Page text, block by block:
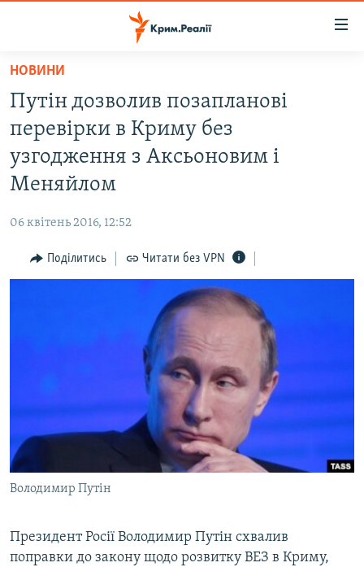
Перейти
основного
матеріалу
Перейти
до
основної
Перейти
пошуку
ВОДА.КРИМ
ВІДЕО ТА ФОТО
ПОЛІТИКА
ІНТЕРВ'Ю
УКРАЇНСЬКА ПРОБЛЕМА КРИМУ
ЯК ОБІЙТИ БЛОКУВАННЯ
ДОЛУЧАЙСЯ!
Усі сайти RFE/RL
НОВИНИ
Путін дозволив позапланові
перевірки в Криму без
узгодження з Аксьоновим і
Меняйлом
06 квітень 2016, 12:52
Поділитись Читати без VPN
Володимир Путін
Президент Росії Володимир Путін схвалив
поправки до закону щодо розвитку ВЕЗ в Криму,